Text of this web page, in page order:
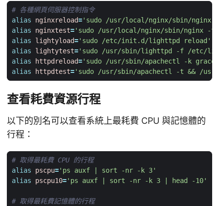
# 各種網頁伺服器控制指令
alias
nginxreload='sudo /usr/local/nginx/sbin/nginx
alias
nginxtest='sudo /usr/local/nginx/sbin/nginx -t'
alias
lightyload='sudo /etc/init.d/lighttpd reload'
alias
lightytest='sudo /usr/sbin/lighttpd -f /etc/
alias
httpdreload='sudo /usr/sbin/apachectl -k
alias
httpdtest='sudo /usr/sbin/apachectl -t && /usr/
查看耗費資源行程
以下的別名可以查看系統上最耗費 CPU 與記憶體的
行程：
# 取得最耗費 CPU 的行程
alias
pscpu='ps auxf | sort -nr -k 3'
alias
pscpu10='ps auxf | sort -nr -k 3 | head -10'
# 取得最耗費記憶體的行程